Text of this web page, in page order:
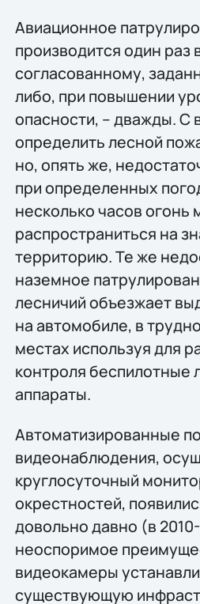
Авиационное
производится один раз
согласованному,
либо, при повышении
опасности, – дважды. С
определить лесной
но, опять же,
при определенных
несколько часов огонь
распространиться на
территорию. Те же
наземное
лесничий объезжает
на автомобиле, в
местах используя для
контроля беспилотные
аппараты.
Автоматизированные
видеонаблюдения,
круглосуточный
окрестностей,
довольно давно (в
неоспоримое
видеокамеры
существующую